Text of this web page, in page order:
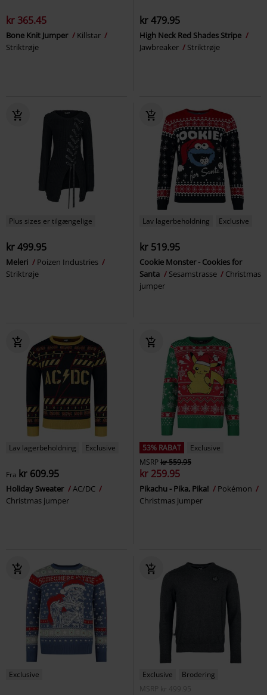
kr 365.45
Bone Knit Jumper
Killstar
Striktrøje
kr 479.95
High Neck Red Shades Stripe
Jawbreaker
Striktrøje
Plus sizes er tilgængelige
kr 499.95
Meleri
Poizen Industries
Striktrøje
Lav lagerbeholdning Exclusive
kr 519.95
Cookie Monster - Cookies for
Santa
Sesamstrasse
Christmas
jumper
Lav lagerbeholdning Exclusive
Fra kr 609.95
Holiday Sweater
AC/DC
Christmas jumper
53% RABAT
Exclusive
MSRPkr 559.95
kr 259.95
Pikachu - Pika, Pika!
Pokémon
Christmas jumper
Exclusive Exclusive
Brodering
MSRP
kr 499.95